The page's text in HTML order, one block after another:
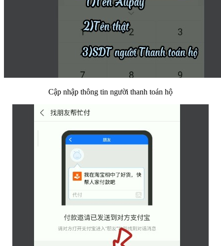
Cập nhập thông tin người thanh toán hộ